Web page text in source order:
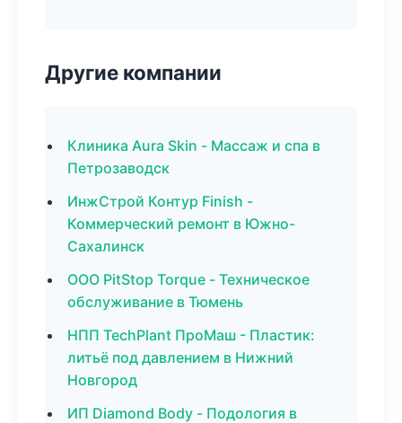
Другие компании
Клиника Aura Skin - Массаж и спа в
Петрозаводск
ИнжСтрой Контур Finish -
Коммерческий ремонт в Южно-
Сахалинск
ООО PitStop Torque - Техническое
обслуживание в Тюмень
НПП TechPlant ПроМаш - Пластик:
литьё под давлением в Нижний
Новгород
ИП Diamond Body - Подология в